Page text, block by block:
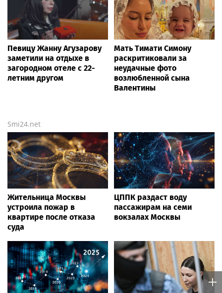
Теннисистка Лютова
выиграла первый турнир
под эгидой WTA
Диана Шнайдер вышла в
третий круг турнира WTA
в Торонто
уступив 281-й ракетке
мира
"Мастерса"
Poisk-music.ru
Певец Басков удостоен
ордена "За заслуги перед
Отечеством" IV степени
Вдова лидера Nirvana
Кортни Лав пыталась
забрать все материалы
дела Кобейна